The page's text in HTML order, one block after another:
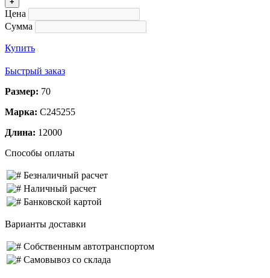
Цена
Сумма
Купить
Быстрый заказ
Размер: 70
Марка: С245255
Длина: 12000
Способы оплаты
Безналичный расчет
Наличный расчет
Банковской картой
Варианты доставки
Собственным автотранспортом
Самовывоз со склада